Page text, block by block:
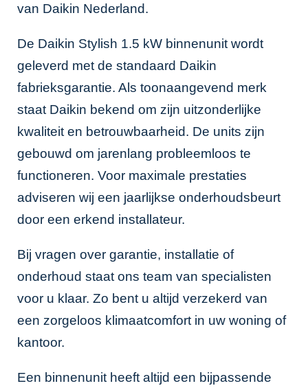
van Daikin Nederland.
De Daikin Stylish 1.5 kW binnenunit wordt
geleverd met de standaard Daikin
fabrieksgarantie. Als toonaangevend merk
staat Daikin bekend om zijn uitzonderlijke
kwaliteit en betrouwbaarheid. De units zijn
gebouwd om jarenlang probleemloos te
functioneren. Voor maximale prestaties
adviseren wij een jaarlijkse onderhoudsbeurt
door een erkend installateur.
Bij vragen over garantie, installatie of
onderhoud staat ons team van specialisten
voor u klaar. Zo bent u altijd verzekerd van
een zorgeloos klimaatcomfort in uw woning of
kantoor.
Een binnenunit heeft altijd een bijpassende